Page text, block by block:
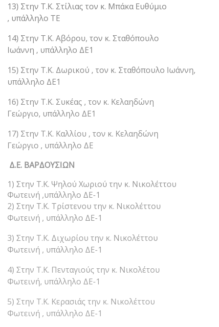
13) Στην Τ.Κ. Στίλιας τον κ. Μπάκα Ευθύμιο
, υπάλληλο ΤΕ
14) Στην Τ.Κ. Αβόρου, τον κ. Σταθόπουλο
Ιωάννη , υπάλληλο ΔΕ1
15) Στην Τ.Κ. Δωρικού , τον κ. Σταθόπουλο Ιωάννη,
υπάλληλο ΔΕ1
16) Στην Τ.Κ. Συκέας , τον κ. Κελαηδώνη
Γεώργιο, υπάλληλο ΔΕ1
17) Στην Τ.Κ. Καλλίου , τον κ. Κελαηδώνη
Γεώργιο , υπάλληλο ΔΕ
Δ.Ε. ΒΑΡΔΟΥΣΙΩΝ
1) Στην Τ.Κ. Ψηλού Χωριού την κ. Νικολέττου
Φωτεινή ,υπάλληλο ΔΕ-1
2) Στην Τ.Κ. Τρίστενου την κ. Νικολέττου
Φωτεινή , υπάλληλο ΔΕ-1
3) Στην Τ.Κ. Διχωρίου την κ. Νικολέττου
Φωτεινή , υπάλληλο ΔΕ-1
4) Στην Τ.Κ. Πενταγιούς την κ. Νικολέτου
Φωτεινή, υπάλληλο ΔΕ-1
5) Στην Τ.Κ. Κερασιάς την κ. Νικολέττου
Φωτεινή , υπάλληλο ΔΕ-1